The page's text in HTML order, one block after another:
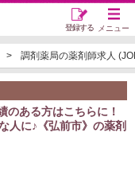
メニュー
登録する
調剤薬局の薬剤師求人
のある方はこちらに！
人に♪《弘前市》の薬剤